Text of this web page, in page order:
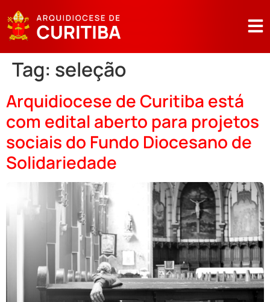
Tag: seleção
Arquidiocese de Curitiba está
com edital aberto para projetos
sociais do Fundo Diocesano de
Solidariedade